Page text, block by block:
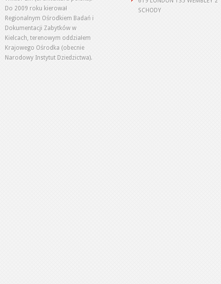
Do 2009 roku kierował
Regionalnym Ośrodkiem Badań i
Dokumentacji Zabytków w
Kielcach, terenowym oddziałem
Krajowego Ośrodka (obecnie
Narodowy Instytut Dziedzictwa).
SCHODY